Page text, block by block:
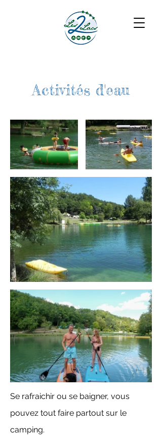
Activités d'eau
Se rafraichir ou se baigner, vous
pouvez tout faire partout sur le
camping.